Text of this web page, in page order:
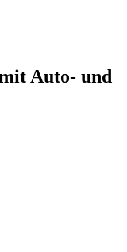
Auto- und